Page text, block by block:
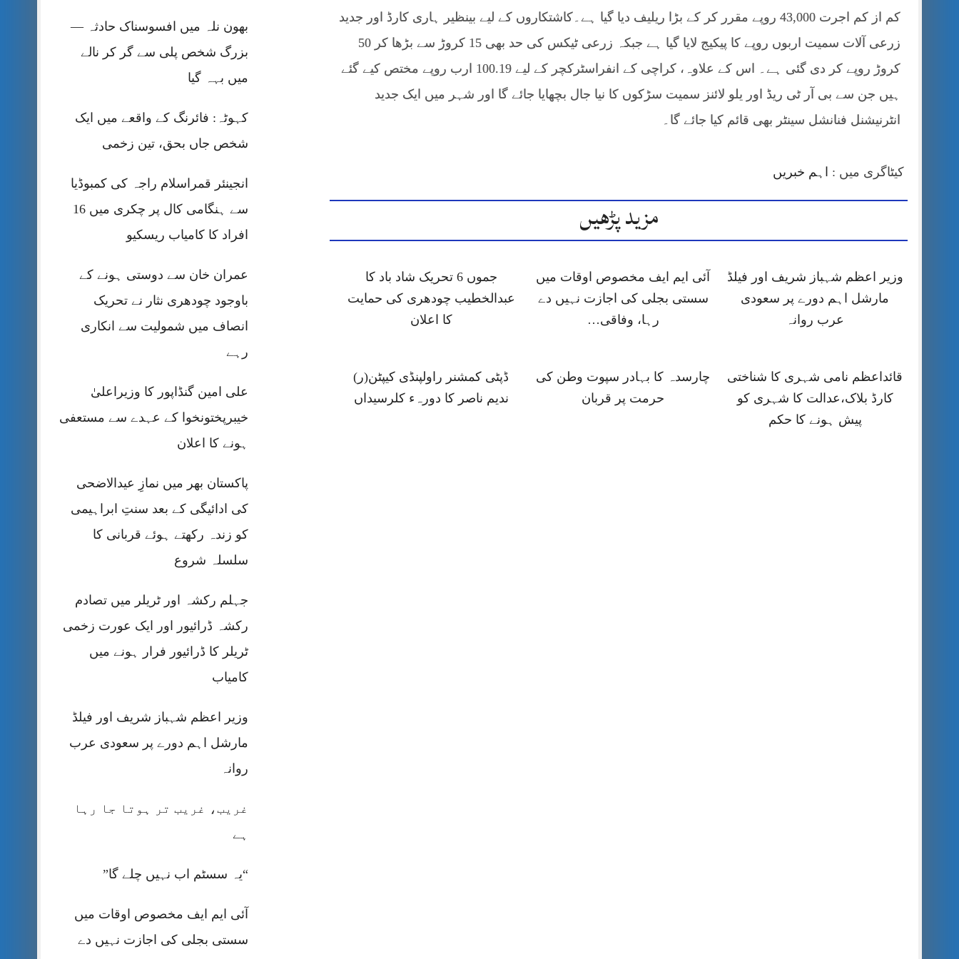
بھون نلہ میں افسوسناک حادثہ —
بزرگ شخص پلی سے گر کر نالے
میں بہہ گیا
کہوٹہ: فائرنگ کے واقعے میں ایک
شخص جاں بحق، تین زخمی
انجینئر قمراسلام راجہ کی کمبوڈیا
سے ہنگامی کال پر چکری میں 16
افراد کا کامیاب ریسکیو
عمران خان سے دوستی ہونے کے
باوجود چودھری نثار نے تحریک
انصاف میں شمولیت سے انکاری
رہے
علی امین گنڈاپور کا وزیراعلیٰ
خیبرپختونخوا کے عہدے سے مستعفی
ہونے کا اعلان
پاکستان بھر میں نمازِ عیدالاضحی
کی ادائیگی کے بعد سنتِ ابراہیمی
کو زندہ رکھتے ہوئے قربانی کا
سلسلہ شروع
جہلم رکشہ اور ٹریلر میں تصادم
رکشہ ڈرائیور اور ایک عورت زخمی
ٹریلر کا ڈرائیور فرار ہونے میں
کامیاب
وزیر اعظم شہباز شریف اور فیلڈ
مارشل اہم دورے پر سعودی عرب
روانہ
غریب، غریب تر ہوتا جا رہا
ہے
“یہ سسٹم اب نہیں چلے گا”
آئی ایم ایف مخصوص اوقات میں
سستی بجلی کی اجازت نہیں دے
کم از کم اجرت 43,000 روپے مقرر کر کے بڑا ریلیف دیا گیا ہے۔کاشتکاروں کے لیے بینظیر ہاری کارڈ اور جدید
زرعی آلات سمیت اربوں روپے کا پیکیج لایا گیا ہے جبکہ زرعی ٹیکس کی حد بھی 15 کروڑ سے بڑھا کر 50
کروڑ روپے کر دی گئی ہے۔ اس کے علاوہ، کراچی کے انفراسٹرکچر کے لیے 100.19 ارب روپے مختص کیے گئے
ہیں جن سے بی آر ٹی ریڈ اور یلو لائنز سمیت سڑکوں کا نیا جال بچھایا جائے گا اور شہر میں ایک جدید
انٹرنیشنل فنانشل سینٹر بھی قائم کیا جائے گا۔
کیٹاگری میں : اہم خبریں
مزید پڑھیں
وزیر اعظم شہباز شریف اور فیلڈ
مارشل اہم دورے پر سعودی
عرب روانہ
آئی ایم ایف مخصوص اوقات میں
سستی بجلی کی اجازت نہیں دے
رہا، وفاقی…
جموں 6 تحریک شاد باد کا
عبدالخطیب چودھری کی حمایت
کا اعلان
قائداعظم نامی شہری کا شناختی
کارڈ بلاک،عدالت کا شہری کو
پیش ہونے کا حکم
چارسدہ کا بہادر سپوت وطن کی
حرمت پر قربان
ڈپٹی کمشنر راولپنڈی کیپٹن(ر)
ندیم ناصر کا دورہء کلرسیداں